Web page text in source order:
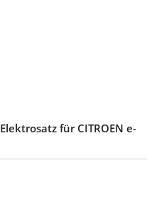
für CITROEN e-